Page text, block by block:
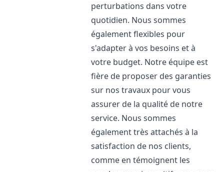
perturbations dans votre
quotidien. Nous sommes
également flexibles pour
s'adapter à vos besoins et à
votre budget. Notre équipe est
fière de proposer des garanties
sur nos travaux pour vous
assurer de la qualité de notre
service. Nous sommes
également très attachés à la
satisfaction de nos clients,
comme en témoignent les